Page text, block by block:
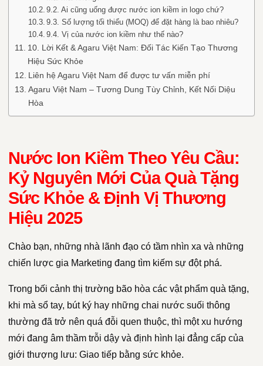
9.2. Ai cũng uống được nước ion kiềm in logo chứ?
9.3. Số lượng tối thiểu (MOQ) để đặt hàng là bao nhiêu?
9.4. Vị của nước ion kiềm như thế nào?
10. Lời Kết & Agaru Việt Nam: Đối Tác Kiến Tạo Thương
Hiệu Sức Khỏe
Liên hệ Agaru Việt Nam để được tư vấn miễn phí
Agaru Việt Nam – Tương Dung Tùy Chỉnh, Kết Nối Diệu
Hòa
Nước Ion Kiềm Theo Yêu Cầu:
Kỷ Nguyên Mới Của Quà Tặng
Sức Khỏe & Định Vị Thương
Hiệu 2025
Chào bạn, những nhà lãnh đạo có tầm nhìn xa và những
chiến lược gia Marketing đang tìm kiếm sự đột phá.
Trong bối cảnh thị trường bão hòa các vật phẩm quà tặng,
khi mà sổ tay, bút ký hay những chai nước suối thông
thường đã trở nên quá đỗi quen thuộc, thì một xu hướng
mới đang âm thầm trỗi dậy và định hình lại đẳng cấp của
giới thượng lưu: Giao tiếp bằng sức khỏe.